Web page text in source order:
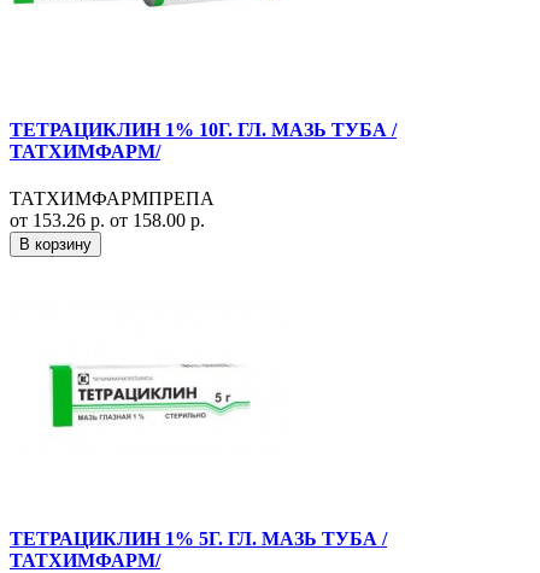
ТЕТРАЦИКЛИН 1% 10Г. ГЛ. МАЗЬ ТУБА /
ТАТХИМФАРМ/
ТАТХИМФАРМПРЕПА
от 153.26 р. от 158.00 р.
В корзину
ТЕТРАЦИКЛИН 1% 5Г. ГЛ. МАЗЬ ТУБА /
ТАТХИМФАРМ/